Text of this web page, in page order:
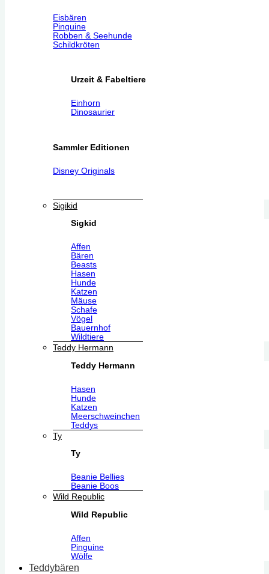
Eisbären
Pinguine
Robben & Seehunde
Schildkröten
Urzeit & Fabeltiere
Einhorn
Dinosaurier
Sammler Editionen
Disney Originals
Sigikid
Sigkid
Affen
Bären
Beasts
Hasen
Hunde
Katzen
Mäuse
Schafe
Vögel
Bauernhof
Wildtiere
Teddy Hermann
Teddy Hermann
Hasen
Hunde
Katzen
Meerschweinchen
Teddys
Ty
Ty
Beanie Bellies
Beanie Boos
Wild Republic
Wild Republic
Affen
Pinguine
Wölfe
Teddybären